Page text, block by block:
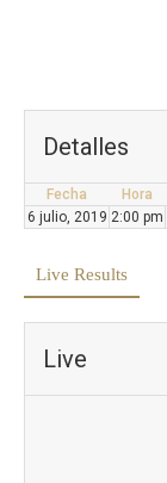
Detalles
Fecha Hora
6 julio, 2019 2:00 pm
Live Results
Live